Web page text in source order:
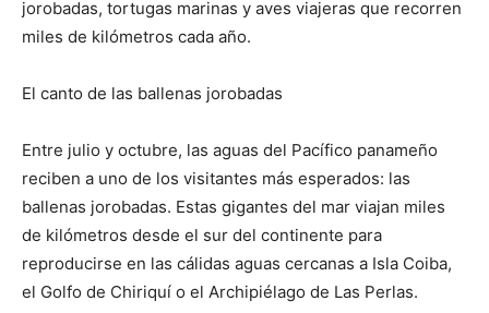
jorobadas, tortugas marinas y aves viajeras que recorren
miles de kilómetros cada año.
El canto de las ballenas jorobadas
Entre julio y octubre, las aguas del Pacífico panameño
reciben a uno de los visitantes más esperados: las
ballenas jorobadas. Estas gigantes del mar viajan miles
de kilómetros desde el sur del continente para
reproducirse en las cálidas aguas cercanas a Isla Coiba,
el Golfo de Chiriquí o el Archipiélago de Las Perlas.